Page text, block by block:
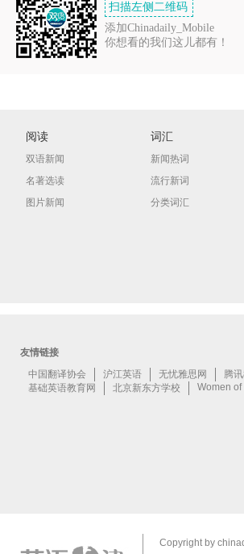
扫描左侧二维码
添加Chinadaily_Mobile
你想看的我们这儿都有！
阅读
双语新闻
名著选读
图片新闻
词汇
新闻热词
流行新词
分类词汇
Copyright by